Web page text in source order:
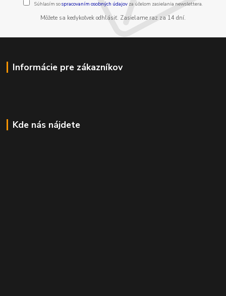
Súhlasím sospracovaním osobných údajov za účelom zasielania newslettera.
Môžete sa kedykoľvek odhlásiť. Zasielame raz za 14 dní.
Informácie pre zákazníkov
Kde nás nájdete